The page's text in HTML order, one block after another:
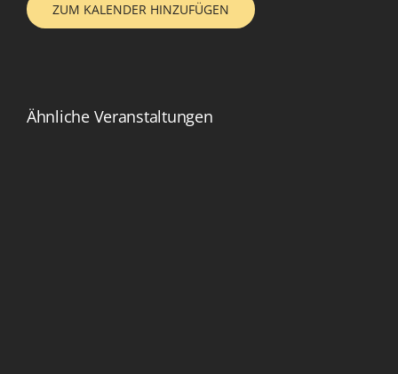
ZUM KALENDER HINZUFÜGEN
Ähnliche Veranstaltungen